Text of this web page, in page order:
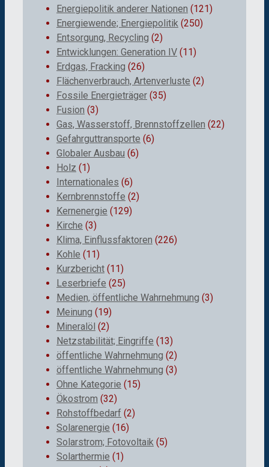
Energiepolitik anderer Nationen (121)
Energiewende; Energiepolitik (250)
Entsorgung, Recycling (2)
Entwicklungen: Generation IV (11)
Erdgas, Fracking (26)
Flächenverbrauch, Artenverluste (2)
Fossile Energieträger (35)
Fusion (3)
Gas, Wasserstoff, Brennstoffzellen (22)
Gefahrguttransporte (6)
Globaler Ausbau (6)
Holz (1)
Internationales (6)
Kernbrennstoffe (2)
Kernenergie (129)
Kirche (3)
Klima, Einflussfaktoren (226)
Kohle (11)
Kurzbericht (11)
Leserbriefe (25)
Medien, öffentliche Wahrnehmung (3)
Meinung (19)
Mineralöl (2)
Netzstabilität; Eingriffe (13)
öffentliche Wahrnehmung (2)
öffentliche Wahrnehmung (3)
Ohne Kategorie (15)
Ökostrom (32)
Rohstoffbedarf (2)
Solarenergie (16)
Solarstrom; Fotovoltaik (5)
Solarthermie (1)